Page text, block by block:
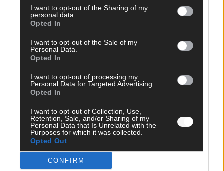
I want to opt-out of the Sharing of my
personal data.
Opted In
I want to opt-out of the Sale of my
Personal Data.
Opted In
I want to opt-out of processing my
Personal Data for Targeted Advertising.
Opted In
I want to opt-out of Collection, Use,
Retention, Sale, and/or Sharing of my
Personal Data that Is Unrelated with the
Purposes for which it was collected.
Opted Out
CONFIRM
SCHNELL ZUM RESSORT
Nachrichten
Wirtschaft
Wissen
Kommentar
Streams & Storys
Eurovision